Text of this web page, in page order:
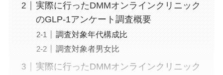
実際に行ったDMMオンラインクリニック
のGLP-1アンケート調査概要
調査対象年代構成比
調査対象者男女比
実際に行ったDMMオンラインクリニック